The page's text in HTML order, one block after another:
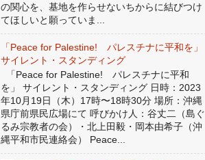
の関心を、基地を作らせないちからに結びつけ
てほしいと願っていま...
「Peace for Palestine! パレスチナに平和を」
サイレント・スタンディング
「Peace for Palestine! パレスチナに平和
を」 サイレント・スタンディング 日時：2023
年10月19日（木）17時〜18時30分 場所：沖縄
県庁前県民広場にて 呼びかけ人：谷丈二（島ぐ
るみ宗教者の会）・北上田毅・岡本由希子（沖
縄平和市民連絡会） Peace...